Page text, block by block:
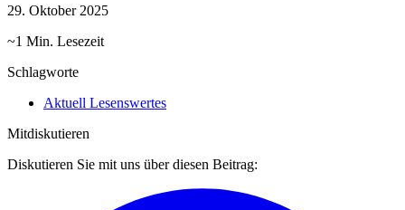
29. Oktober 2025
~1 Min. Lesezeit
Schlagworte
Aktuell Lesenswertes
Mitdiskutieren
Diskutieren Sie mit uns über diesen Beitrag: